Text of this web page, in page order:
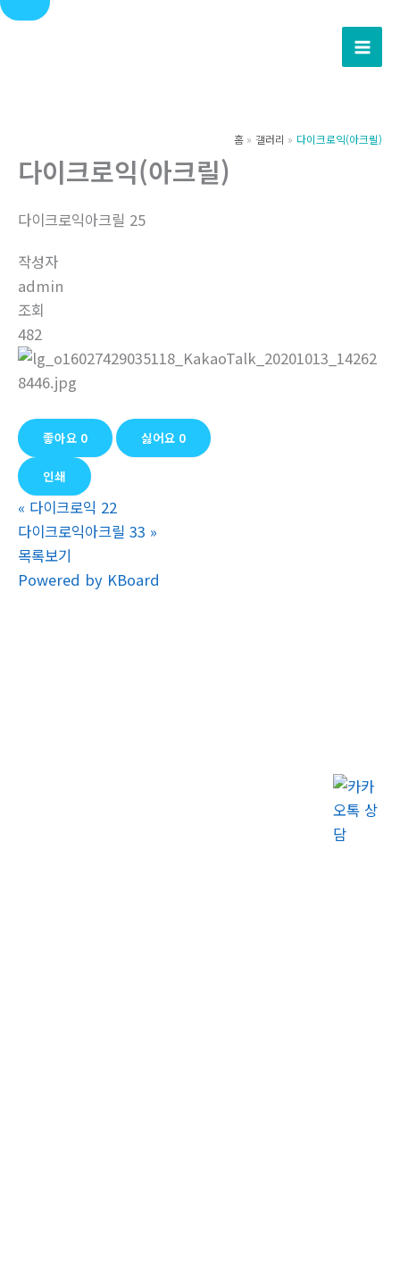
홈 갤러리 다이크로익(아크릴)
다이크로익(아크릴)
다이크로익아크릴 25
작성자
admin
조회
482
좋아요 0 싫어요 0
인쇄
« 다이크로익 22
다이크로익아크릴 33 »
목록보기
Powered by KBoard